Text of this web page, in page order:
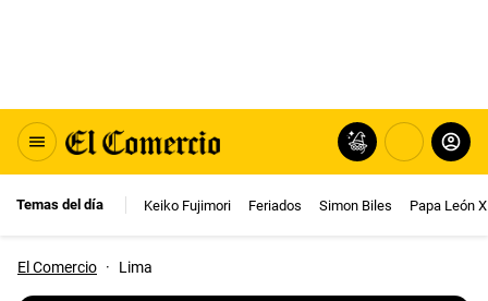
Temas del día Keiko Fujimori Feriados Simon Biles Papa León
El Comercio · Lima